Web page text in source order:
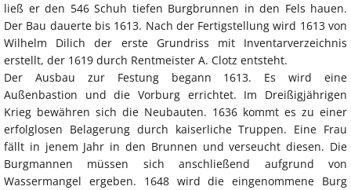
ließ er den 546 Schuh tiefen Burgbrunnen in den Fels hauen.
Der Bau dauerte bis 1613. Nach der Fertigstellung wird 1613 von
Wilhelm Dilich der erste Grundriss mit Inventarverzeichnis
erstellt, der 1619 durch Rentmeister A. Clotz entsteht.
Der Ausbau zur Festung begann 1613. Es wird eine
Außenbastion und die Vorburg errichtet. Im Dreißigjährigen
Krieg bewähren sich die Neubauten. 1636 kommt es zu einer
erfolglosen Belagerung durch kaiserliche Truppen. Eine Frau
fällt in jenem Jahr in den Brunnen und verseucht diesen. Die
Burgmannen müssen sich anschließend aufgrund von
Wassermangel ergeben. 1648 wird die eingenommene Burg